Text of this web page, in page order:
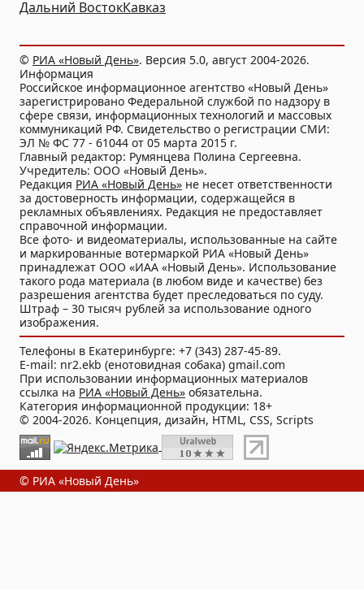
Дальний ВостокКавказ
© РИА «Новый День». Версия 5.0, август 2004-2026.
Информация
Российское информационное агентство «Новый День»
зарегистрировано Федеральной службой по надзору в
сфере связи, информационных технологий и массовых
коммуникаций РФ. Свидетельство о регистрации СМИ:
ЭЛ № ФС 77 - 61044 от 05 марта 2015 г.
Главный редактор: Румянцева Полина Сергеевна.
Учредитель: ООО «Новый День».
Редакция РИА «Новый День» не несет ответственности
за достоверность информации, содержащейся в
рекламных объявлениях. Редакция не предоставляет
справочной информации.
Все фото- и видеоматериалы, использованные на сайте
и маркированные вотермаркой РИА «Новый День»
принадлежат ООО «ИАА «Новый День». Использование
такого рода материала (в любом виде и качестве) без
разрешения агентства будет преследоваться по суду.
Штраф – 30 тысяч рублей за использование одного
изображения.
Телефоны в Екатеринбурге: +7 (343) 287-45-89.
E-mail: nr2.ekb (енотовидная собака) gmail.com
При использовании информационных материалов
ссылка на РИА «Новый День» обязательна.
Категория информационной продукции: 18+
© 2004-2026. Концепция, дизайн, HTML, CSS, Scripts
© РИА «Новый День»